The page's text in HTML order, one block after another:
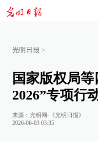
光明日报 >
国家版权局
2026”专项行
来源： 光明网-《光明日报》
2026-06-03 03:35